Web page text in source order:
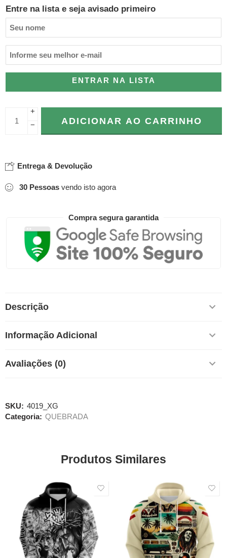
Entre na lista e seja avisado primeiro
ENTRAR NA LISTA
+
−
ADICIONAR AO CARRINHO
Entrega & Devolução
30 Pessoas vendo isto agora
Compra segura garantida
Descrição
Informação Adicional
Avaliações (0)
SKU: 4019_XG
Categoria: QUEBRADA
Produtos Similares